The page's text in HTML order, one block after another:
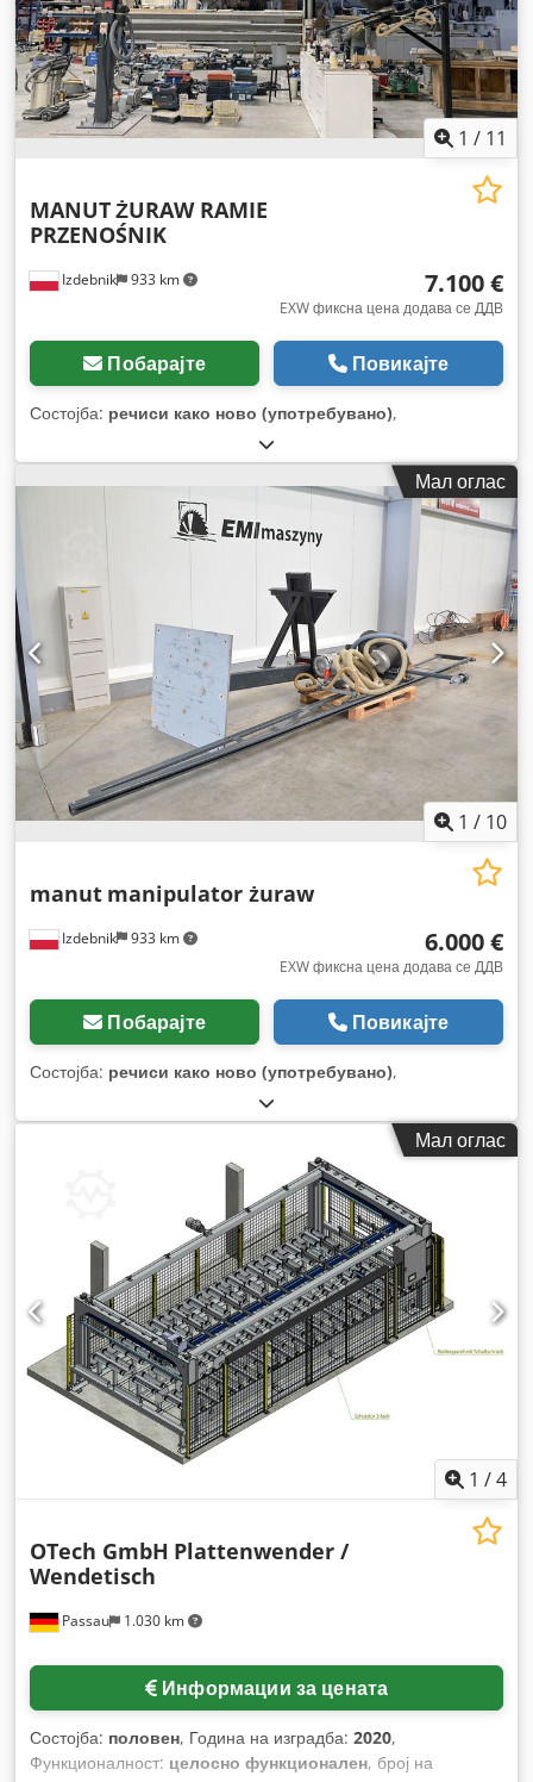
1 / 11
Izdebnik 933 km
MANUTŻURAW RAMIE
PRZENOŚNIK
7.100 €
EXW фиксна цена додава се ДДВ
Побарајте Повикајте
Состојба: речиси како ново (употребувано),
Мал оглас
1 / 10
Izdebnik 933 km
manut manipulator żuraw
6.000 €
EXW фиксна цена додава се ДДВ
Побарајте Повикајте
Состојба: речиси како ново (употребувано),
Мал оглас
1 /4
Passau 1.030 km
OTech GmbH Plattenwender /
Wendetisch
Информации за цената
Состојба: половен, Година на изградба: 2020,
Функционалност: целосно функционален, број на